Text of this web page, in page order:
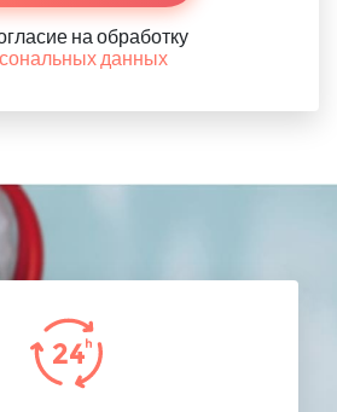
на обработку
данных